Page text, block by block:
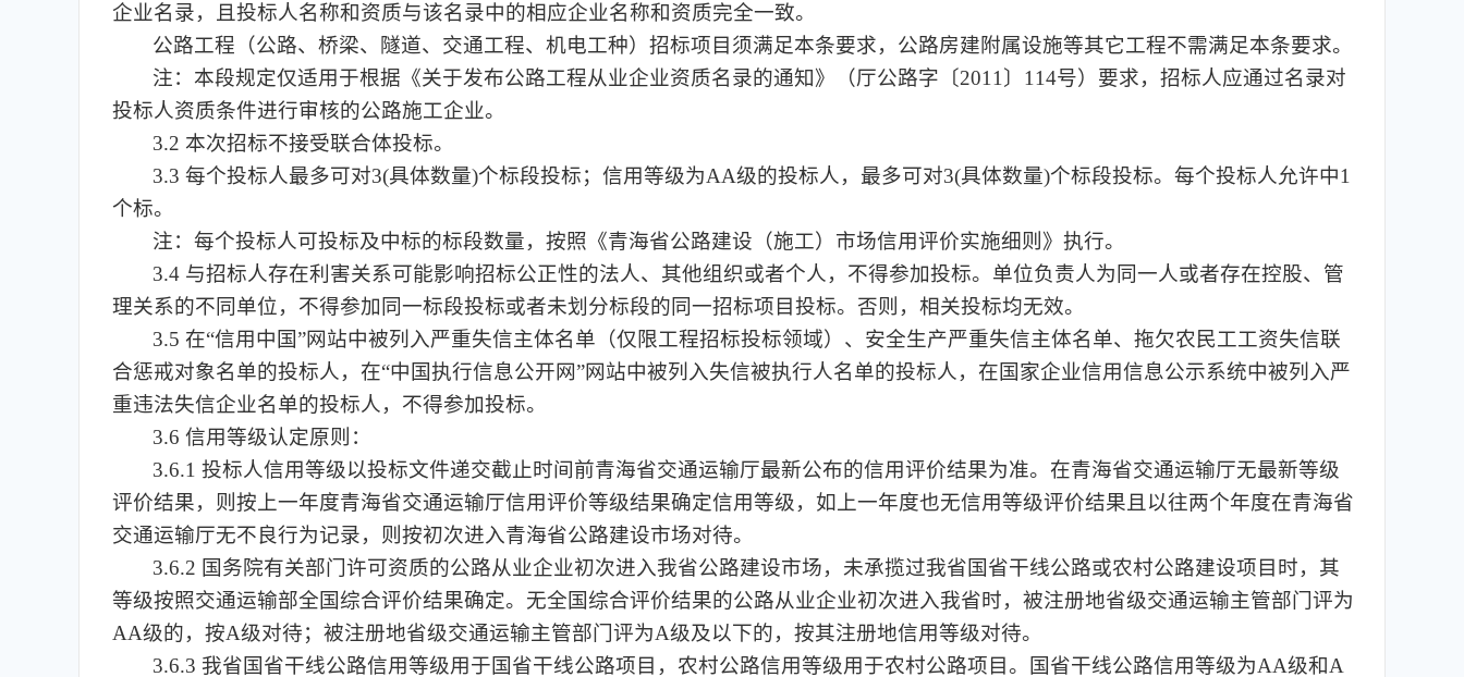
企业名录，且投标人名称和资质与该名录中的相应企业名称和资质完全一致。
公路工程（公路、桥梁、隧道、交通工程、机电工种）招标项目须满足本条要求，公路房建附属设施等其它工程不需满足本条要求。
注：本段规定仅适用于根据《关于发布公路工程从业企业资质名录的通知》（厅公路字〔2011〕114号）要求，招标人应通过名录对
投标人资质条件进行审核的公路施工企业。
3.2 本次招标不接受联合体投标。
3.3 每个投标人最多可对3(具体数量)个标段投标；信用等级为AA级的投标人，最多可对3(具体数量)个标段投标。每个投标人允许中1
个标。
注：每个投标人可投标及中标的标段数量，按照《青海省公路建设（施工）市场信用评价实施细则》执行。
3.4 与招标人存在利害关系可能影响招标公正性的法人、其他组织或者个人，不得参加投标。单位负责人为同一人或者存在控股、管
理关系的不同单位，不得参加同一标段投标或者未划分标段的同一招标项目投标。否则，相关投标均无效。
3.5 在“信用中国”网站中被列入严重失信主体名单（仅限工程招标投标领域）、安全生产严重失信主体名单、拖欠农民工工资失信联
合惩戒对象名单的投标人，在“中国执行信息公开网”网站中被列入失信被执行人名单的投标人，在国家企业信用信息公示系统中被列入严
重违法失信企业名单的投标人，不得参加投标。
3.6 信用等级认定原则：
3.6.1 投标人信用等级以投标文件递交截止时间前青海省交通运输厅最新公布的信用评价结果为准。在青海省交通运输厅无最新等级
评价结果，则按上一年度青海省交通运输厅信用评价等级结果确定信用等级，如上一年度也无信用等级评价结果且以往两个年度在青海省
交通运输厅无不良行为记录，则按初次进入青海省公路建设市场对待。
3.6.2 国务院有关部门许可资质的公路从业企业初次进入我省公路建设市场，未承揽过我省国省干线公路或农村公路建设项目时，其
等级按照交通运输部全国综合评价结果确定。无全国综合评价结果的公路从业企业初次进入我省时，被注册地省级交通运输主管部门评为
AA级的，按A级对待；被注册地省级交通运输主管部门评为A级及以下的，按其注册地信用等级对待。
3.6.3 我省国省干线公路信用等级用于国省干线公路项目，农村公路信用等级用于农村公路项目。国省干线公路信用等级为AA级和A